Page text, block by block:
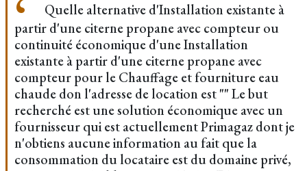
Quelle alternative d'Installation existante à
partir d'une citerne propane avec compteur ou
continuité économique d'une Installation
existante à partir d'une citerne propane avec
compteur pour le Chauffage et fourniture eau
chaude don l'adresse de location est "" Le but
recherché est une solution économique avec un
fournisseur qui est actuellement Primagaz dont je
n'obtiens aucune information au fait que la
consommation du locataire est du domaine privé,